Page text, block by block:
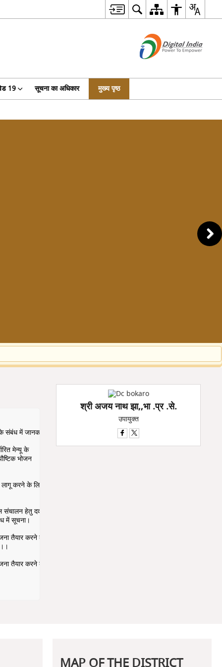
19 सूचना का अधिकार मुख्य पृष्ठ
में जानकारी
मेन्यू के
भोजन
करने के लिए
संचालन हेतु दवा
में सूचना।
तैयार करने के
तैयार करने के
श्री अजय नाथ झा,,भा .प्र .से.
उपायुक्त
MAP OF THE DISTRICT